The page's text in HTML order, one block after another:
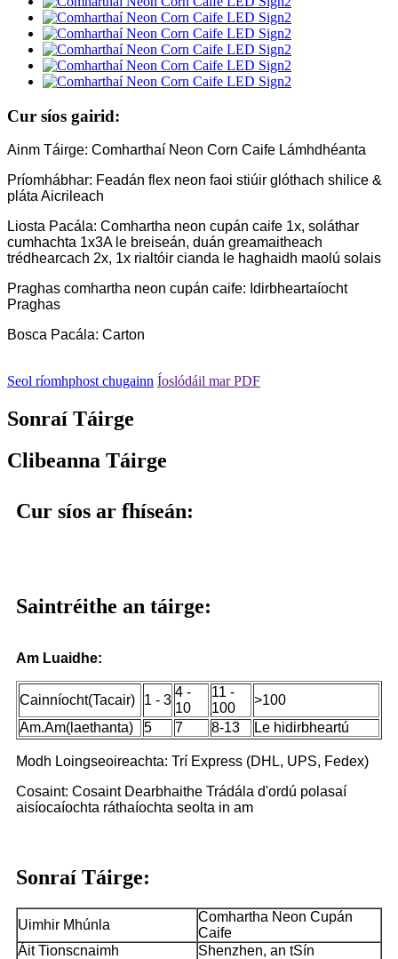
Cur síos gairid:
Ainm Táirge: Comharthaí Neon Corn Caife Lámhdhéanta
Príomhábhar: Feadán flex neon faoi stiúir glóthach shilice &
pláta Aicrileach
Liosta Pacála: Comhartha neon cupán caife 1x, soláthar
cumhachta 1x3A le breiseán, duán greamaitheach
trédhearcach 2x, 1x rialtóir cianda le haghaidh maolú solais
Praghas comhartha neon cupán caife: Idirbheartaíocht
Praghas
Bosca Pacála: Carton
Seol ríomhphost chugainn Íoslódáil mar PDF
Sonraí Táirge
Clibeanna Táirge
Cur síos ar fhíseán:
Saintréithe an táirge:
Am Luaidhe:
Cainníocht(Tacair) 1 - 3
4 -
10
11 -
100
>100
Am.Am(laethanta)
5 7 8-13 Le hidirbheartú
Modh Loingseoireachta: Trí Express (DHL, UPS, Fedex)
Cosaint: Cosaint Dearbhaithe Trádála d'ordú polasaí
aisíocaíochta ráthaíochta seolta in am
Sonraí Táirge:
Uimhir Mhúnla
Comhartha Neon Cupán
Caife
Áit Tionscnaimh
Shenzhen, an tSín